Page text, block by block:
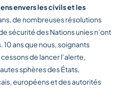
envers les civils et les
de nombreuses résolutions
sécurité des Nations unies n’ont
ans que nous, soignants
de lancer l’alerte,
sphères des États,
européens et des autorités